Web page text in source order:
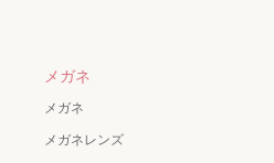
メガネ
メガネ
メガネレンズ